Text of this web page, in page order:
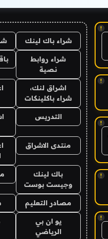
!
!
!
!
!
شراء باك لينك
شراء روابط
نصية
اشراق لنك،
شراء باكلينكات
التدريس
منتدى الاشراق
باك لينك
وجيست بوست
مصادر التعليم
يو ان بي
الرياضي